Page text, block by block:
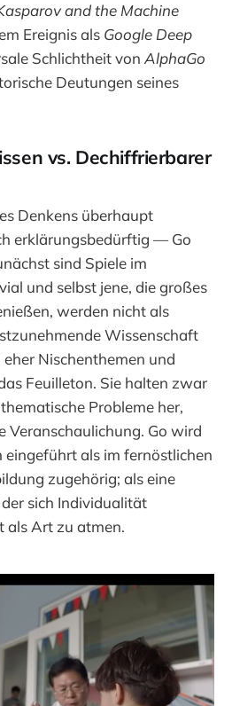
and the Machine
Ereignis als Google Deep
Schlichtheit vonAlphaGo
Deutungen seines
vs. Dechiffrierbarer
Denkens überhaupt
erklärungsbedürftig — Go
sind Spiele im
und selbst jene, die großes
werden nicht als
Wissenschaft
Nischenthemen und
Feuilleton. Sie halten zwar
Probleme her,
Veranschaulichung. Go wird
als im fernöstlichen
zugehörig; als eine
sich Individualität
als Art zu atmen.